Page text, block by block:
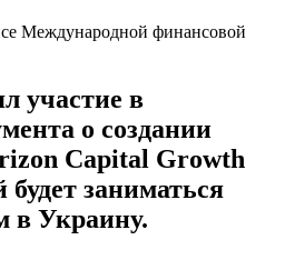
Международной финансовой
участие в
о создании
Capital Growth
заниматься
в Украину.